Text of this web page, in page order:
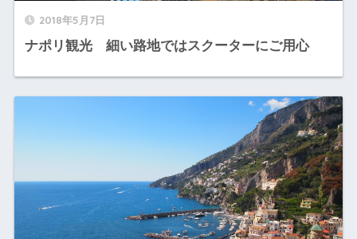
2018年5月7日
ナポリ観光 細い路地ではスクーターにご用心